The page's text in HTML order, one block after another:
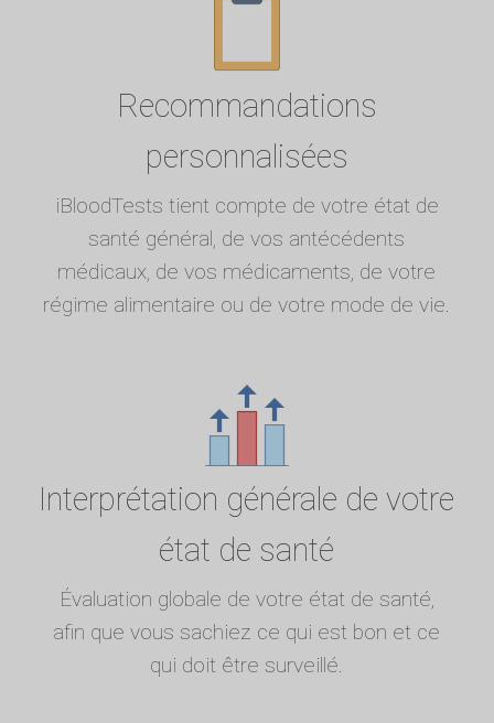
Recommandations
personnalisées
iBloodTests tient compte de votre état de
santé général, de vos antécédents
médicaux, de vos médicaments, de votre
régime alimentaire ou de votre mode de vie.
Interprétation générale de votre
état de santé
Évaluation globale de votre état de santé,
afin que vous sachiez ce qui est bon et ce
qui doit être surveillé.